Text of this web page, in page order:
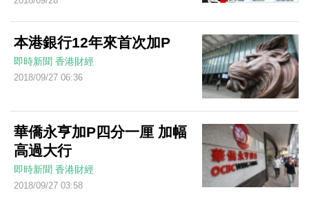
本港銀行12年來首次加P
即時新聞 香港財經
2018/09/27 06:36
華僑永亨加P四分一厘 加幅
高過大行
即時新聞 香港財經
2018/09/27 03:58